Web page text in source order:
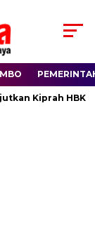
Kiprah HBK,